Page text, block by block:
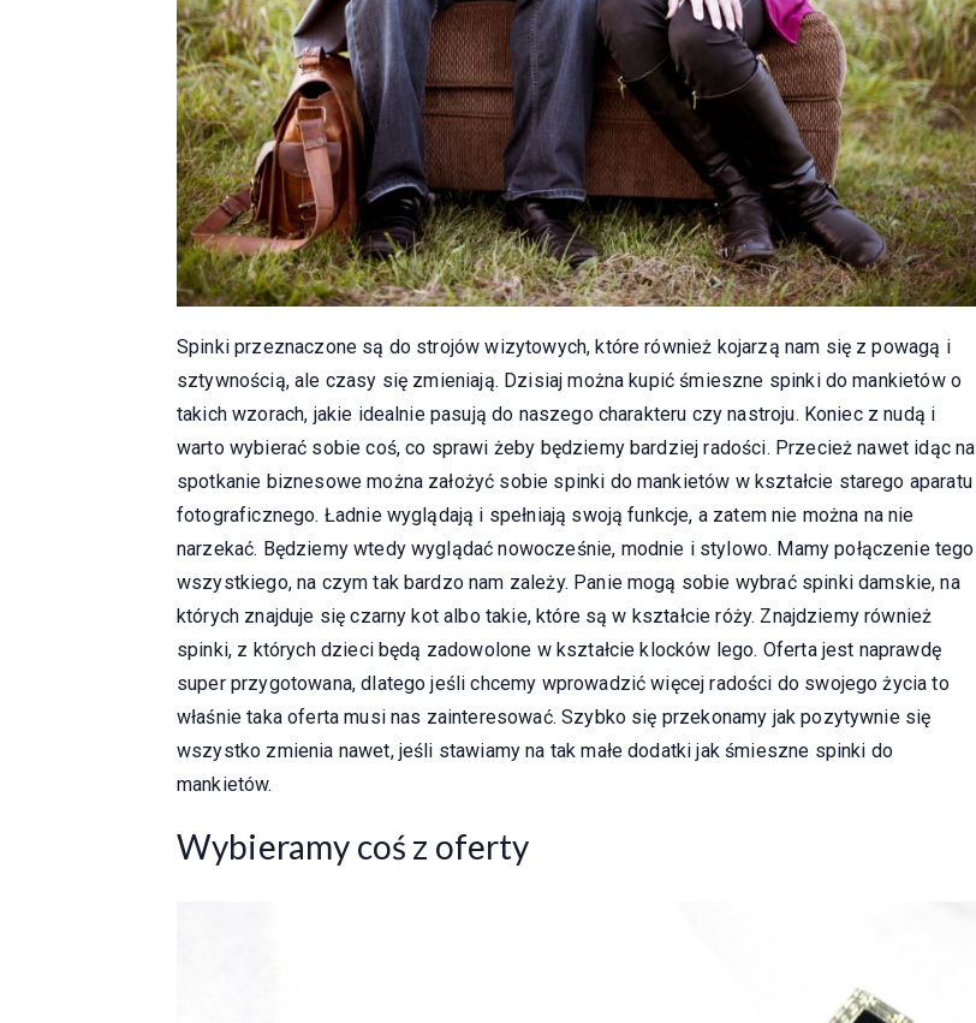
Spinki przeznaczone są do strojów wizytowych, które również kojarzą nam się z powagą i
sztywnością, ale czasy się zmieniają. Dzisiaj można kupić śmieszne spinki do mankietów o
takich wzorach, jakie idealnie pasują do naszego charakteru czy nastroju. Koniec z nudą i
warto wybierać sobie coś, co sprawi żeby będziemy bardziej radości. Przecież nawet idąc na
spotkanie biznesowe można założyć sobie spinki do mankietów w kształcie starego aparatu
fotograficznego. Ładnie wyglądają i spełniają swoją funkcje, a zatem nie można na nie
narzekać. Będziemy wtedy wyglądać nowocześnie, modnie i stylowo. Mamy połączenie tego
wszystkiego, na czym tak bardzo nam zależy. Panie mogą sobie wybrać spinki damskie, na
których znajduje się czarny kot albo takie, które są w kształcie róży. Znajdziemy również
spinki, z których dzieci będą zadowolone w kształcie klocków lego. Oferta jest naprawdę
super przygotowana, dlatego jeśli chcemy wprowadzić więcej radości do swojego życia to
właśnie taka oferta musi nas zainteresować. Szybko się przekonamy jak pozytywnie się
wszystko zmienia nawet, jeśli stawiamy na tak małe dodatki jak śmieszne spinki do
mankietów.
Wybieramy coś z oferty